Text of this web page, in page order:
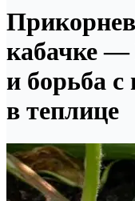
кабачке —
и борьба с
в теплице